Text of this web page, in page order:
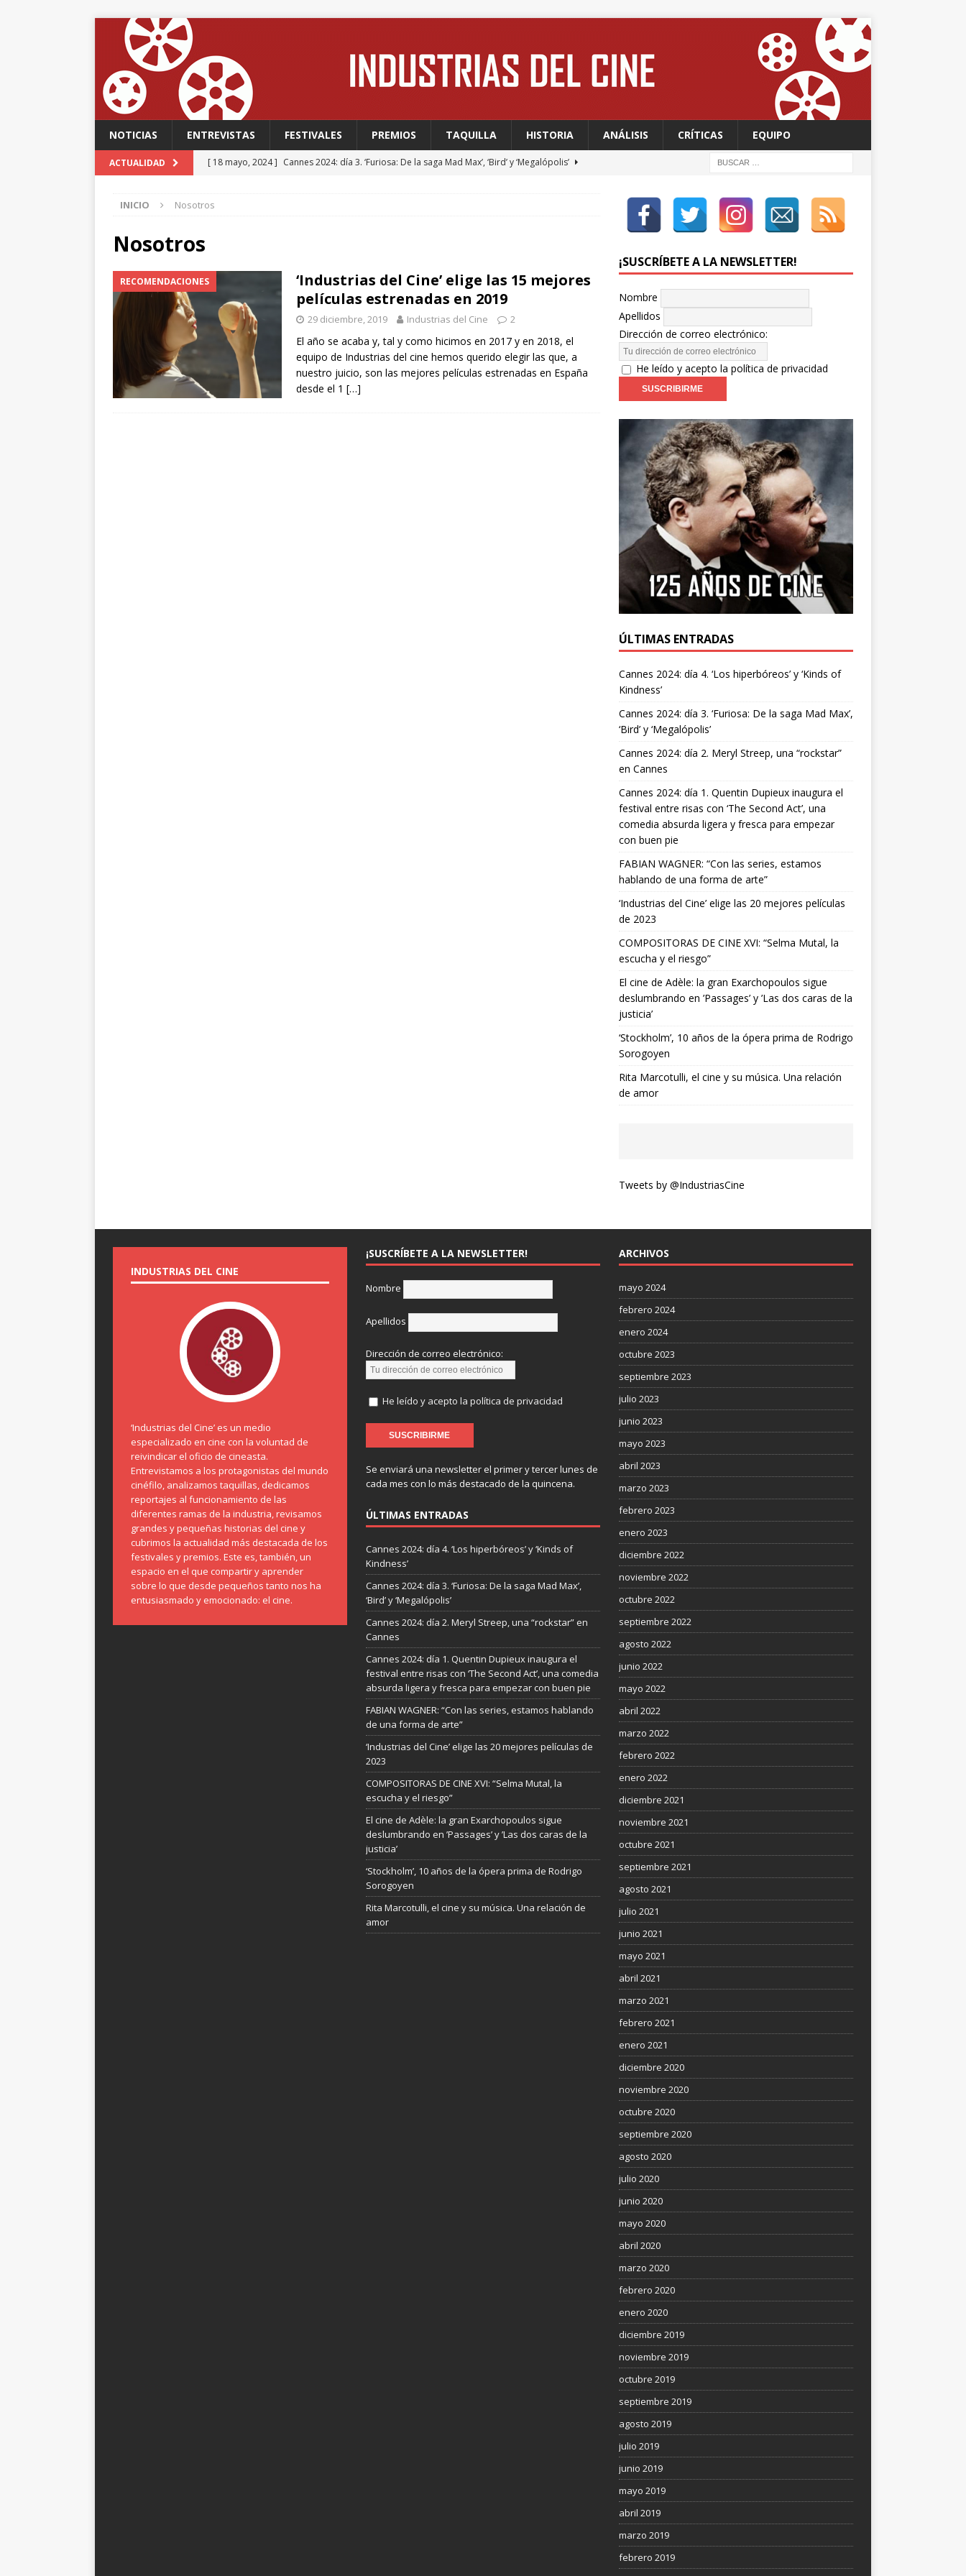
NOTICIAS ENTREVISTAS FESTIVALES PREMIOS TAQUILLA HISTORIA ANÁLISIS CRÍTICAS EQUIPO
ACTUALIDAD [ 18 mayo, 2024 ] Cannes 2024: día 3. ‘Furiosa: De la saga Mad Max’, ‘Bird’ y ‘Megalópolis’
[ 18 mayo, 2024 ]
FESTIVALES
[ 12 febrero, 2024 ]
FABIAN WAGNER: “Con las series, estamos hablando de una forma de
arte”
ENTREVISTAS
[ 18 mayo, 2024 ]
Cannes 2024: día 4. ‘Los hiperbóreos’ y ‘Kinds of Kindness’ FESTIVALES
INICIO Nosotros
Nosotros
RECOMENDACIONES
‘Industrias del Cine’ elige las 15 mejores
películas estrenadas en 2019
29 diciembre, 2019 Industrias del Cine 2
El año se acaba y, tal y como hicimos en 2017 y en 2018, el
equipo de Industrias del cine hemos querido elegir las que, a
nuestro juicio, son las mejores películas estrenadas en España
desde el 1 […]
¡SUSCRÍBETE A LA NEWSLETTER!
Nombre
Apellidos
Dirección de correo electrónico:
He leído y acepto la política de privacidad
ÚLTIMAS ENTRADAS
Cannes 2024: día 4. ‘Los hiperbóreos’ y ‘Kinds of
Kindness’
Cannes 2024: día 3. ‘Furiosa: De la saga Mad Max’,
‘Bird’ y ‘Megalópolis’
Cannes 2024: día 2. Meryl Streep, una “rockstar”
en Cannes
Cannes 2024: día 1. Quentin Dupieux inaugura el
festival entre risas con ‘The Second Act’, una
comedia absurda ligera y fresca para empezar
con buen pie
FABIAN WAGNER: “Con las series, estamos
hablando de una forma de arte”
‘Industrias del Cine’ elige las 20 mejores películas
de 2023
COMPOSITORAS DE CINE XVI: “Selma Mutal, la
escucha y el riesgo”
El cine de Adèle: la gran Exarchopoulos sigue
deslumbrando en ’Passages’ y ’Las dos caras de la
justicia’
‘Stockholm’, 10 años de la ópera prima de Rodrigo
Sorogoyen
Rita Marcotulli, el cine y su música. Una relación
de amor
Tweets by @IndustriasCine
INDUSTRIAS DEL CINE
‘Industrias del Cine’ es un medio
especializado en cine con la voluntad de
reivindicar el oficio de cineasta.
Entrevistamos a los protagonistas del mundo
cinéfilo, analizamos taquillas, dedicamos
reportajes al funcionamiento de las
diferentes ramas de la industria, revisamos
grandes y pequeñas historias del cine y
cubrimos la actualidad más destacada de los
festivales y premios. Este es, también, un
espacio en el que compartir y aprender
sobre lo que desde pequeños tanto nos ha
entusiasmado y emocionado: el cine.
¡SUSCRÍBETE A LA NEWSLETTER!
Nombre
Apellidos
Dirección de correo electrónico:
He leído y acepto la política de privacidad
Se enviará una newsletter el primer y tercer lunes de
cada mes con lo más destacado de la quincena.
ÚLTIMAS ENTRADAS
Cannes 2024: día 4. ‘Los hiperbóreos’ y ‘Kinds of
Kindness’
Cannes 2024: día 3. ‘Furiosa: De la saga Mad Max’,
‘Bird’ y ‘Megalópolis’
Cannes 2024: día 2. Meryl Streep, una “rockstar” en
Cannes
Cannes 2024: día 1. Quentin Dupieux inaugura el
festival entre risas con ‘The Second Act’, una comedia
absurda ligera y fresca para empezar con buen pie
FABIAN WAGNER: “Con las series, estamos hablando
de una forma de arte”
‘Industrias del Cine’ elige las 20 mejores películas de
2023
COMPOSITORAS DE CINE XVI: “Selma Mutal, la
escucha y el riesgo”
El cine de Adèle: la gran Exarchopoulos sigue
deslumbrando en ’Passages’ y ’Las dos caras de la
justicia’
‘Stockholm’, 10 años de la ópera prima de Rodrigo
Sorogoyen
Rita Marcotulli, el cine y su música. Una relación de
amor
ARCHIVOS
mayo 2024
febrero 2024
enero 2024
octubre 2023
septiembre 2023
julio 2023
junio 2023
mayo 2023
abril 2023
marzo 2023
febrero 2023
enero 2023
diciembre 2022
noviembre 2022
octubre 2022
septiembre 2022
agosto 2022
junio 2022
mayo 2022
abril 2022
marzo 2022
febrero 2022
enero 2022
diciembre 2021
noviembre 2021
octubre 2021
septiembre 2021
agosto 2021
julio 2021
junio 2021
mayo 2021
abril 2021
marzo 2021
febrero 2021
enero 2021
diciembre 2020
noviembre 2020
octubre 2020
septiembre 2020
agosto 2020
julio 2020
junio 2020
mayo 2020
abril 2020
marzo 2020
febrero 2020
enero 2020
diciembre 2019
noviembre 2019
octubre 2019
septiembre 2019
agosto 2019
julio 2019
junio 2019
mayo 2019
abril 2019
marzo 2019
febrero 2019